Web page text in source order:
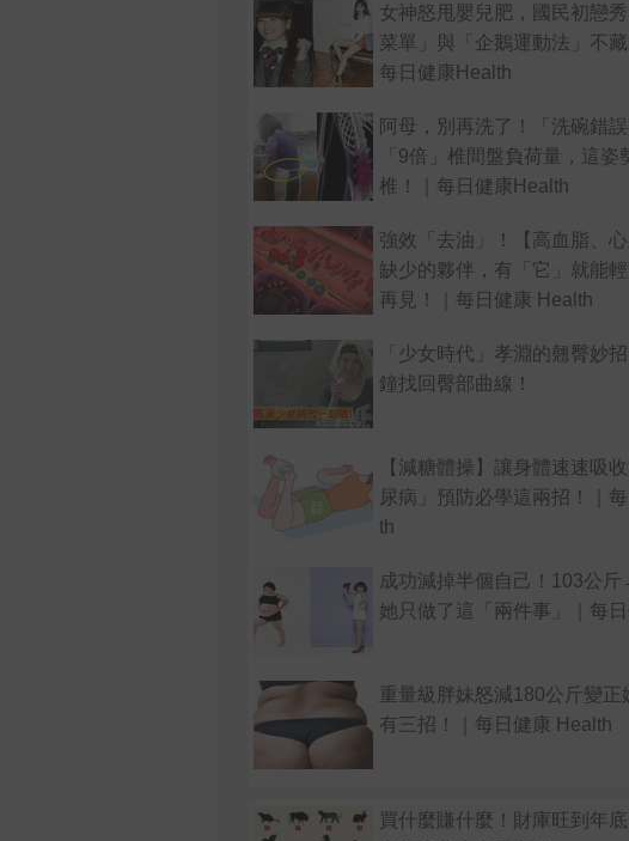
女神怒甩嬰兒肥，國民初戀
菜單」與「企鵝運動法」不
每日健康Health
阿母，別再洗了！「洗碗錯
「9倍」椎間盤負荷量，這姿
椎！｜每日健康Health
強效「去油」！【高血脂、
缺少的夥伴，有「它」就能
再見！｜每日健康 Health
「少女時代」孝淵的翹臀妙
鐘找回臀部曲線！
【減糖體操】讓身體速速吸
尿病」預防必學這兩招！｜
th
成功減掉半個自己！103公
她只做了這「兩件事」｜每
重量級胖妹怒減180公斤變正
有三招！｜每日健康 Health
買什麼賺什麼！財庫旺到年